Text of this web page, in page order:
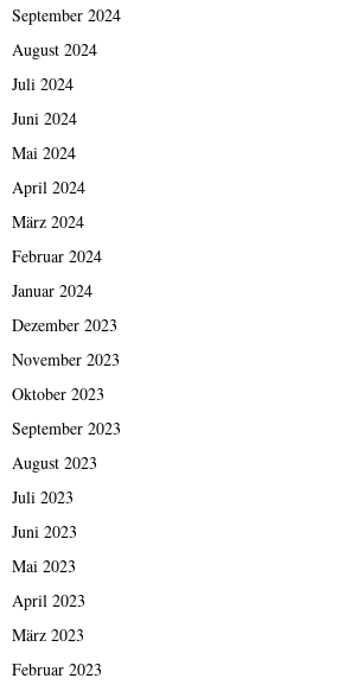
September 2024
August 2024
Juli 2024
Juni 2024
Mai 2024
April 2024
März 2024
Februar 2024
Januar 2024
Dezember 2023
November 2023
Oktober 2023
September 2023
August 2023
Juli 2023
Juni 2023
Mai 2023
April 2023
März 2023
Februar 2023